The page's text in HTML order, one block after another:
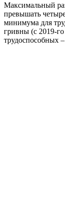
Максимальный
превышать
минимума для
гривны (с 2019-
трудоспособных